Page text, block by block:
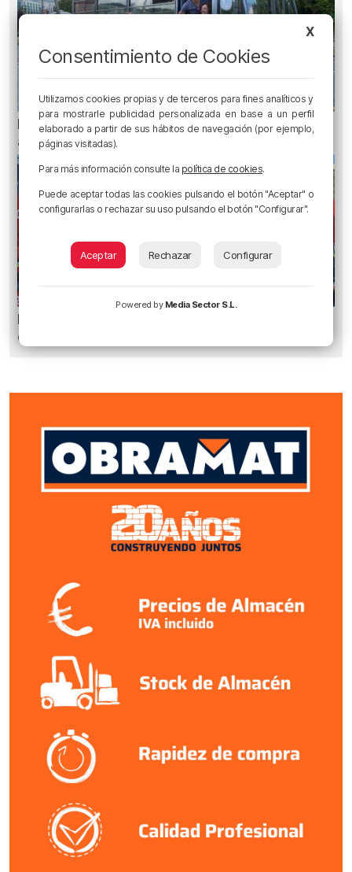
Planes para esta semana en Bilbao, Bizkaia y
alrededores: del 4 al 10 de agosto
Metro Bilbao cierra la estación de San Mamés
durante una hora por un incendio
X
Consentimiento de Cookies
Utilizamos cookies propias y de terceros para fines analíticos y
para mostrarle publicidad personalizada en base a un perfil
elaborado a partir de sus hábitos de navegación (por ejemplo,
páginas visitadas).
Para más información consulte la política de cookies.
Puede aceptar todas las cookies pulsando el botón "Aceptar" o
configurarlas o rechazar su uso pulsando el botón "Configurar".
Aceptar Rechazar Configurar
Powered by Media Sector S.L.